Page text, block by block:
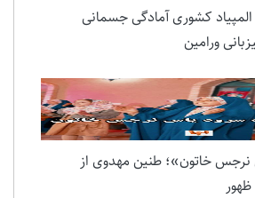
کشوری آمادگی جسمانی
ورامین
خاتون»؛ طنین مهدوی از